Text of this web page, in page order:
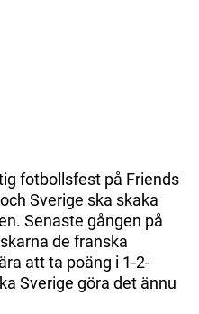
fotbollsfest på Friends
Sverige ska skaka
Senaste gången på
de franska
att ta poäng i 1-2-
Sverige göra det ännu